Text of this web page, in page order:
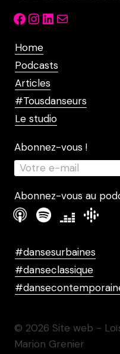
Facebook
Instagram
LinkedIn
Mail
Home
Podcasts
Articles
#Tousdanseurs
Le studio
Abonnez-vous !
Abonnez-vous au
#dansesurbaines
#danseclassique
© 2026 Site web -
Marion Grenier